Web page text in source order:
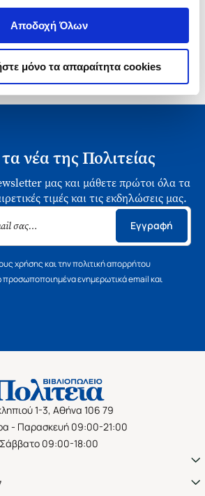
Αποδοχή Όλων
μόνο τα απαραίτητα cookies
νέα της Πολιτείας
μας και μάθετε πρώτοι όλα τα
τιμές και τις εκδηλώσεις μας.
Εγγραφή
χρήσης και την πολιτική απορρήτου
ενημερωτικά email και
1-3, Αθήνα 106 79
- Παρασκευή 09:00-21:00
Σάββατο 09:00-18:00